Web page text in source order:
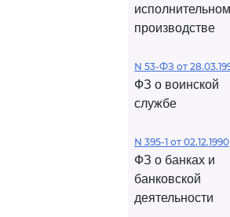
исполнительном
производстве
N 53-ФЗ от
ФЗ о воинской
службе
N 395-1 от 02.12.1990
ФЗ о банках и
банковской
деятельности